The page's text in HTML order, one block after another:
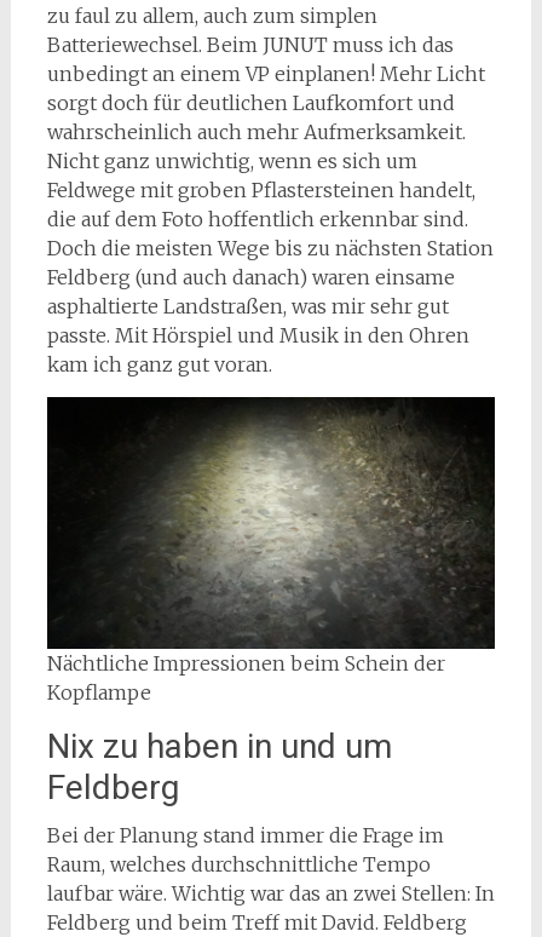
zu faul zu allem, auch zum simplen
Batteriewechsel. Beim JUNUT muss ich das
unbedingt an einem VP einplanen! Mehr Licht
sorgt doch für deutlichen Laufkomfort und
wahrscheinlich auch mehr Aufmerksamkeit.
Nicht ganz unwichtig, wenn es sich um
Feldwege mit groben Pflastersteinen handelt,
die auf dem Foto hoffentlich erkennbar sind.
Doch die meisten Wege bis zu nächsten Station
Feldberg (und auch danach) waren einsame
asphaltierte Landstraßen, was mir sehr gut
passte. Mit Hörspiel und Musik in den Ohren
kam ich ganz gut voran.
Nächtliche Impressionen beim Schein der
Kopflampe
Nix zu haben in und um
Feldberg
Bei der Planung stand immer die Frage im
Raum, welches durchschnittliche Tempo
laufbar wäre. Wichtig war das an zwei Stellen: In
Feldberg und beim Treff mit David. Feldberg